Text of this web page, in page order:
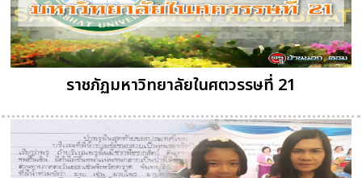
ราชภัฏมหาวิทยาลัยในศตวรรษที่ 21